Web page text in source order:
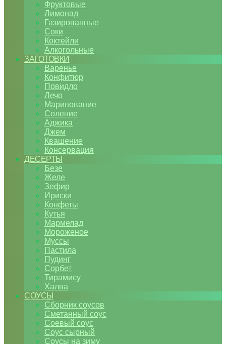
Фруктовые
Лимонад
Газированные
Соки
Коктейли
Алкогольные
ЗАГОТОВКИ
Варенье
Конфитюр
Повидло
Лечо
Маринование
Соление
Аджика
Джем
Квашение
Консервация
ДЕСЕРТЫ
Безе
Желе
Зефир
Ириски
Конфеты
Кутья
Мармелад
Мороженое
Муссы
Пастила
Пудинг
Сорбет
Тирамису
Халва
СОУСЫ
Сборник соусов
Сметанный соус
Соевый соус
Соус сырный
Соусы на зиму